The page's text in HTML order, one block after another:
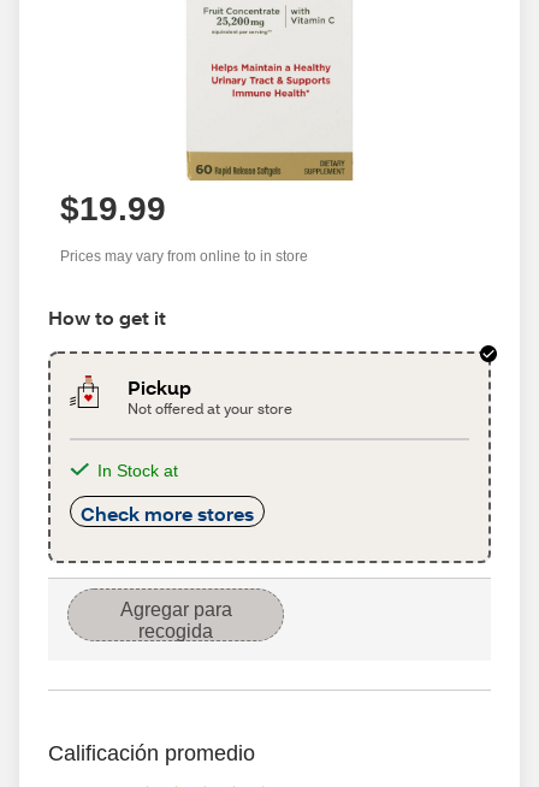
$19.99
Prices may vary from online to in store
How to get it
Pickup
Not offered at your store
In Stock at
Check more stores
Agregar para
recogida
Calificación promedio